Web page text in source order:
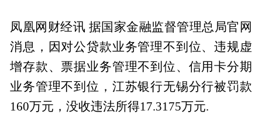
凤凰网财经讯 据国家金融监督管理总局官网
消息，因对公贷款业务管理不到位、违规虚
增存款、票据业务管理不到位、信用卡分期
业务管理不到位，江苏银行无锡分行被罚款
160万元，没收违法所得17.3175万元.